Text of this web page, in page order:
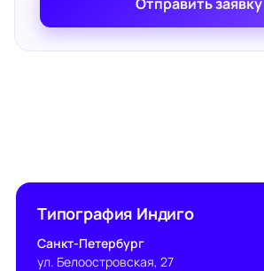
Типография Индиго
Санкт-Петербург
ул. Белоостровская, 27